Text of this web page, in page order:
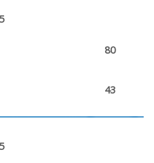
80
43